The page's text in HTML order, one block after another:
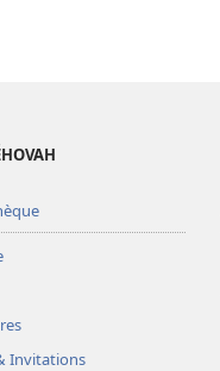
Invitations